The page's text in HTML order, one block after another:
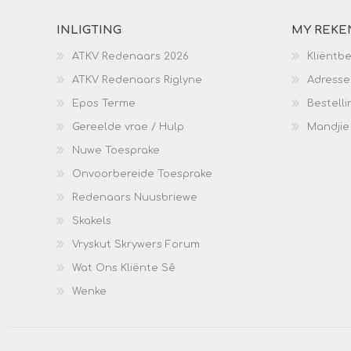
INLIGTING
ATKV Redenaars 2026
ATKV Redenaars Riglyne
Epos Terme
Gereelde vrae / Hulp
Nuwe Toesprake
Onvoorbereide Toesprake
Redenaars Nuusbriewe
Skakels
Vryskut Skrywers Forum
Wat Ons Kliënte Sê
Wenke
MY
Adresse
Mandjie